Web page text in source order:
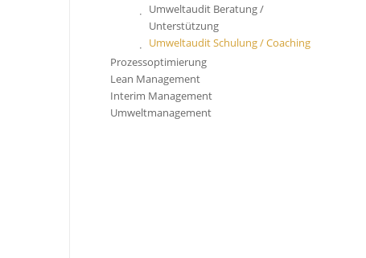
Umweltaudit Beratung /
Unterstützung
Umweltaudit Schulung / Coaching
Prozessoptimierung
Lean Management
Interim Management
Umweltmanagement